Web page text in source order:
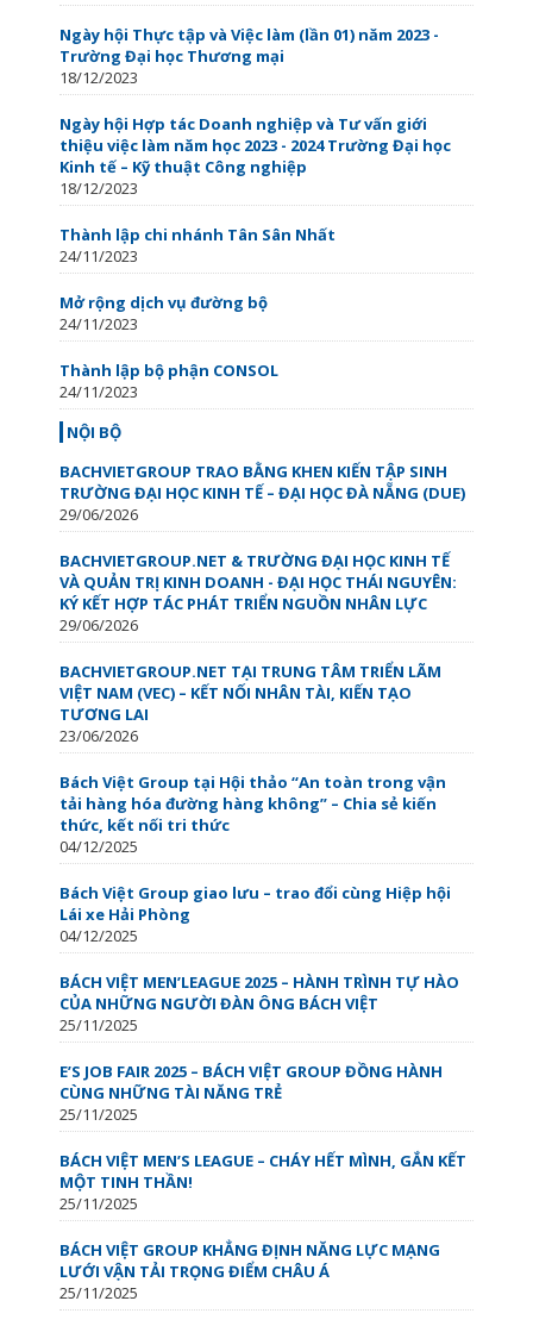
Ngày hội Thực tập và Việc làm (lần 01) năm 2023 -
Trường Đại học Thương mại
18/12/2023
Ngày hội Hợp tác Doanh nghiệp và Tư vấn giới
thiệu việc làm năm học 2023 - 2024 Trường Đại học
Kinh tế – Kỹ thuật Công nghiệp
18/12/2023
Thành lập chi nhánh Tân Sân Nhất
24/11/2023
Mở rộng dịch vụ đường bộ
24/11/2023
Thành lập bộ phận CONSOL
24/11/2023
NỘI BỘ
BACHVIETGROUP TRAO BẰNG KHEN KIẾN TẬP SINH
TRƯỜNG ĐẠI HỌC KINH TẾ – ĐẠI HỌC ĐÀ NẴNG (DUE)
29/06/2026
BACHVIETGROUP.NET & TRƯỜNG ĐẠI HỌC KINH TẾ
VÀ QUẢN TRỊ KINH DOANH - ĐẠI HỌC THÁI NGUYÊN:
KÝ KẾT HỢP TÁC PHÁT TRIỂN NGUỒN NHÂN LỰC
29/06/2026
BACHVIETGROUP.NET TẠI TRUNG TÂM TRIỂN LÃM
VIỆT NAM (VEC) – KẾT NỐI NHÂN TÀI, KIẾN TẠO
TƯƠNG LAI
23/06/2026
Bách Việt Group tại Hội thảo “An toàn trong vận
tải hàng hóa đường hàng không” – Chia sẻ kiến
thức, kết nối tri thức
04/12/2025
Bách Việt Group giao lưu – trao đổi cùng Hiệp hội
Lái xe Hải Phòng
04/12/2025
BÁCH VIỆT MEN’LEAGUE 2025 – HÀNH TRÌNH TỰ HÀO
CỦA NHỮNG NGƯỜI ĐÀN ÔNG BÁCH VIỆT
25/11/2025
E’S JOB FAIR 2025 – BÁCH VIỆT GROUP ĐỒNG HÀNH
CÙNG NHỮNG TÀI NĂNG TRẺ
25/11/2025
BÁCH VIỆT MEN’S LEAGUE – CHÁY HẾT MÌNH, GẮN KẾT
MỘT TINH THẦN!
25/11/2025
BÁCH VIỆT GROUP KHẲNG ĐỊNH NĂNG LỰC MẠNG
LƯỚI VẬN TẢI TRỌNG ĐIỂM CHÂU Á
25/11/2025